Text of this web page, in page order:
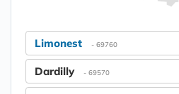
Limonest - 69760
Dardilly - 69570